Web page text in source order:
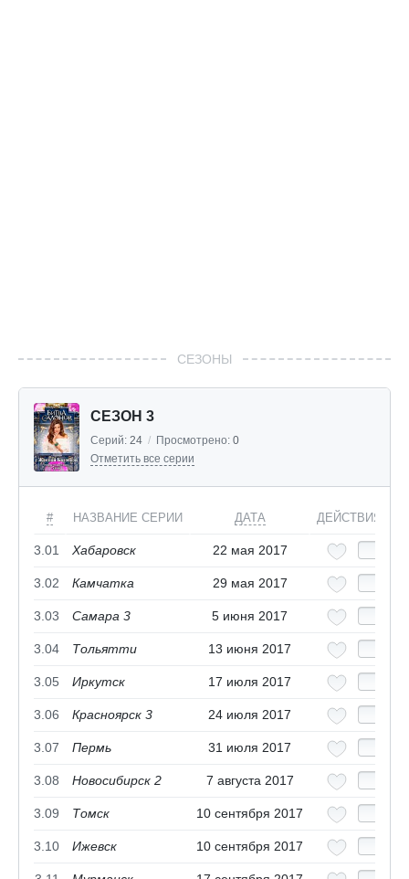
СЕЗОНЫ
СЕЗОН 3
Серий: 24 / Просмотрено: 0
Отметить все серии
# НАЗВАНИЕ СЕРИИ ДАТА ДЕЙСТВИЯ
3.01 Хабаровск 22 мая 2017
3.02 Камчатка 29 мая 2017
3.03 Самара 3 5 июня 2017
3.04 Тольятти 13 июня 2017
3.05 Иркутск 17 июля 2017
3.06 Красноярск 3 24 июля 2017
3.07 Пермь 31 июля 2017
3.08 Новосибирск 2 7 августа 2017
3.09 Томск 10 сентября 2017
3.10 Ижевск 10 сентября 2017